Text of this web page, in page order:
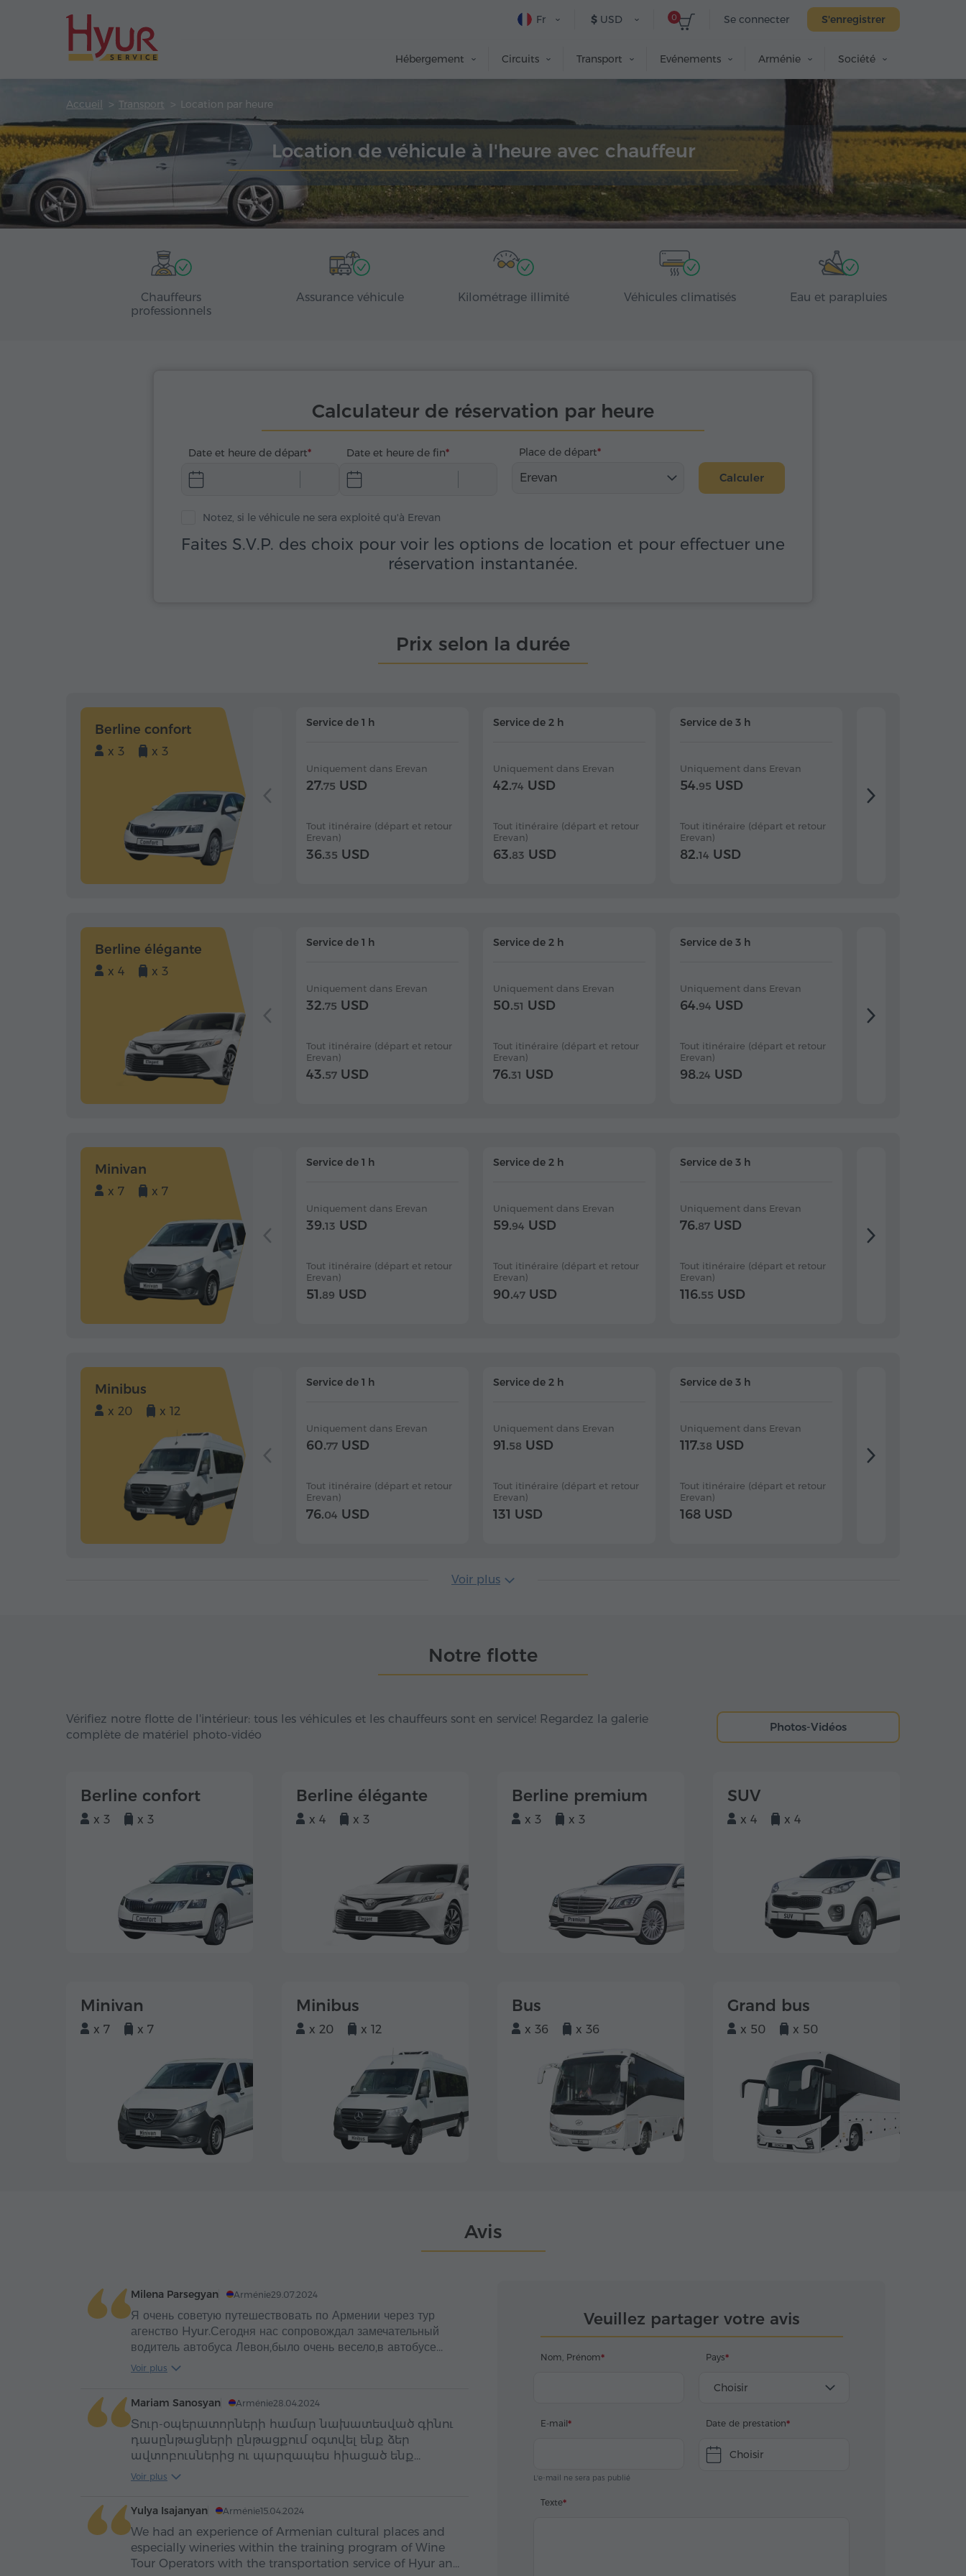
Se connecter S'enregistrer
0
$ USD
Fr
Hébergement Circuits Transport Evénements Arménie Société
Accueil Transport Location par heure
Location de véhicule à l'heure avec chauffeur
Chauffeurs
professionnels
Assurance véhicule Kilométrage illimité Véhicules climatisés Eau et parapluies
Calculateur de réservation par heure
Date et heure de départ Date et heure de fin Place de départ
Erevan Calculer
Notez, si le véhicule ne sera exploité qu'à Erevan
Faites S.V.P. des choix pour voir les options de location et pour effectuer une
réservation instantanée.
Prix selon la durée
Berline confort
x 3 x 3
Service de 1 h
Uniquement dans Erevan
27.75 USD
Tout itinéraire (départ et retour
Erevan)
36.35 USD
Service de 2 h
Uniquement dans Erevan
42.74 USD
Tout itinéraire (départ et retour
Erevan)
63.83 USD
Service de 3 h
Uniquement dans Erevan
54.95 USD
Tout itinéraire (départ et retour
Erevan)
82.14 USD
64.
Berline élégante
x 4 x 3
Service de 1 h
Uniquement dans Erevan
32.75 USD
Tout itinéraire (départ et retour
Erevan)
43.57 USD
Service de 2 h
Uniquement dans Erevan
50.51 USD
Tout itinéraire (départ et retour
Erevan)
76.31 USD
Service de 3 h
Uniquement dans Erevan
64.94 USD
Tout itinéraire (départ et retour
Erevan)
98.24 USD
76.
Minivan
x 7 x 7
Service de 1 h
Uniquement dans Erevan
39.13 USD
Tout itinéraire (départ et retour
Erevan)
51.89 USD
Service de 2 h
Uniquement dans Erevan
59.94 USD
Tout itinéraire (départ et retour
Erevan)
90.47 USD
Service de 3 h
Uniquement dans Erevan
76.87 USD
Tout itinéraire (départ et retour
Erevan)
116.55 USD
89.
Minibus
x 20 x 12
Service de 1 h
Uniquement dans Erevan
60.77 USD
Tout itinéraire (départ et retour
Erevan)
76.04 USD
Service de 2 h
Uniquement dans Erevan
91.58 USD
Tout itinéraire (départ et retour
Erevan)
131 USD
Service de 3 h
Uniquement dans Erevan
117.38 USD
Tout itinéraire (départ et retour
Erevan)
168 USD
138 USD
Voir plus
Notre flotte
Vérifiez notre flotte de l'intérieur: tous les véhicules et les chauffeurs sont en service! Regardez la galerie
complète de matériel photo-vidéo
Photos-Vidéos
Berline confort
x 3 x 3
Berline élégante
x 4 x 3
Berline premium
x 3 x 3
SUV
x 4 x 4
Minivan
x 7 x 7
Minibus
x 20 x 12
Bus
x 36 x 36
Grand bus
x 50 x 50
Avis
Milena Parsegyan Arménie29.07.2024
Я очень советую путешествовать по Армении через тур
агенство Hyur.Сегодня нас сопровождал замечательный
водитель автобуса Левон,было очень весело,в автобусе
играла позитивная музыка,Спасибо большое,за поездку,всё
Voir plus
Mariam Sanosyan Arménie28.04.2024
Տուր-օպերատորների համար նախատեսված գինու
դասընթացների ընթացքում օգտվել ենք ձեր
ավտոբուսներից ու պարզապես հիացած ենք
վարորդ Լևոն Հակոբյանի հոգատարությամբ,
Voir plus
Yulya Isajanyan Arménie15.04.2024
We had an experience of Armenian cultural places and
especially wineries within the training program of Wine
Tour Operators with the transportation service of Hyur and
Veuillez partager votre avis
Nom, Prénom Pays
Choisir
E-mail
L'e-mail ne sera pas publié
Date de prestation
Choisir
Texte